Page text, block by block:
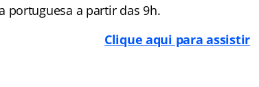
portuguesa a partir das 9h.
Clique aqui para assistir